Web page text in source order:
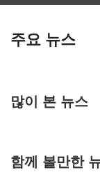
주요 뉴스
많이 본 뉴스
함께 볼만한